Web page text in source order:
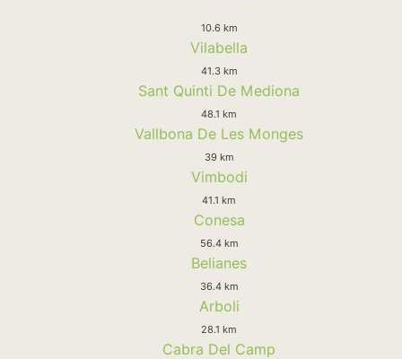
10.6 km
Vilabella
41.3 km
Sant Quinti De Mediona
48.1 km
Vallbona De Les Monges
39 km
Vimbodi
41.1 km
Conesa
56.4 km
Belianes
36.4 km
Arboli
28.1 km
Cabra Del Camp